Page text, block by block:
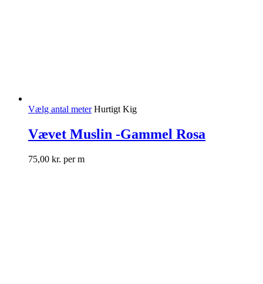
Vælg antal meter Hurtigt Kig
Vævet Muslin -Gammel Rosa
75,00 kr. per m